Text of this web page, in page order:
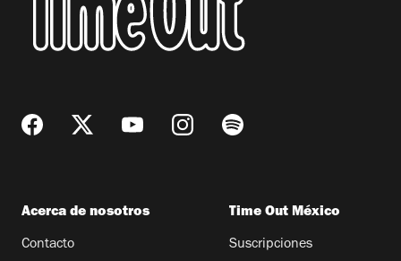
Acerca de nosotros
Contacto
Time Out México
Suscripciones